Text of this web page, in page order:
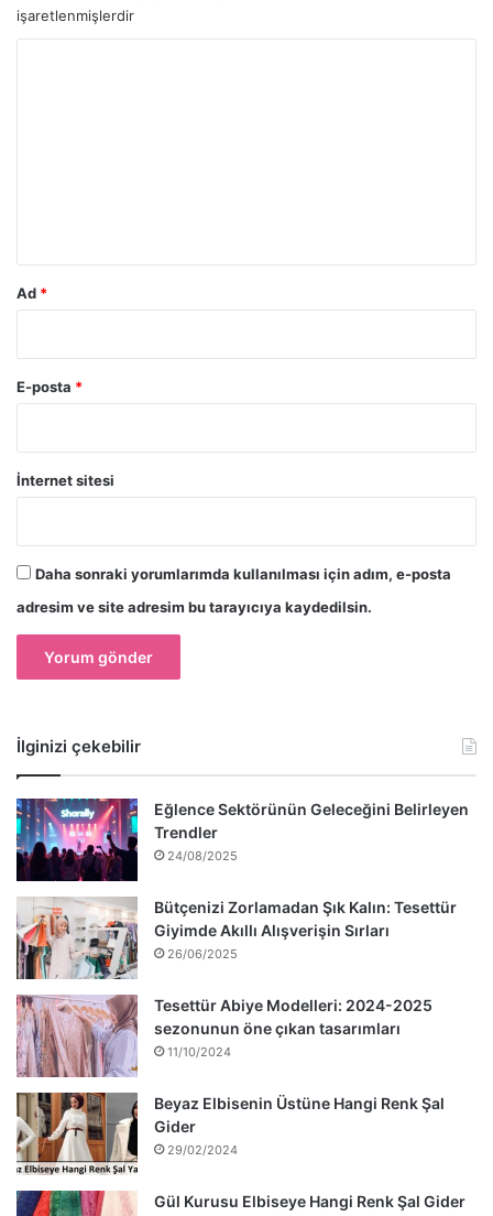
işaretlenmişlerdir
Ad *
E-posta *
İnternet sitesi
Daha sonraki yorumlarımda kullanılması için adım, e-posta
adresim ve site adresim bu tarayıcıya kaydedilsin.
İlginizi çekebilir
Eğlence Sektörünün Geleceğini Belirleyen
Trendler
24/08/2025
Bütçenizi Zorlamadan Şık Kalın: Tesettür
Giyimde Akıllı Alışverişin Sırları
26/06/2025
Tesettür Abiye Modelleri: 2024-2025
sezonunun öne çıkan tasarımları
11/10/2024
Beyaz Elbisenin Üstüne Hangi Renk Şal
Gider
29/02/2024
Gül Kurusu Elbiseye Hangi Renk Şal Gider